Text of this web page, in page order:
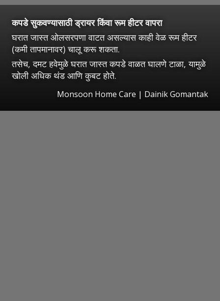
कपडे सुकवण्यासाठी ड्रायर किंवा रूम हीटर वापरा
घरात जास्त ओलसरपणा वाटत असल्यास काही वेळ रूम हीटर
(कमी तापमानावर) चालू करू शकता.
तसेच, दमट हवेमुळे घरात जास्त कपडे वाळत घालणे टाळा, यामुळे
खोली अधिक थंड आणि कुबट होते.
Monsoon Home Care | Dainik Gomantak